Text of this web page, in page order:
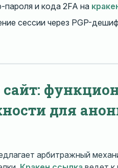
пароля и кода 2FA на
сессии через PGP-
для
арбитражный